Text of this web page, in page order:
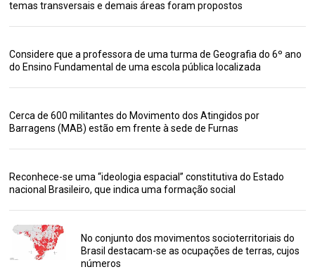
temas transversais e demais áreas foram propostos
Considere que a professora de uma turma de Geografia do 6º ano
do Ensino Fundamental de uma escola pública localizada
Cerca de 600 militantes do Movimento dos Atingidos por
Barragens (MAB) estão em frente à sede de Furnas
Reconhece-se uma “ideologia espacial” constitutiva do Estado
nacional Brasileiro, que indica uma formação social
No conjunto dos movimentos socioterritoriais do
Brasil destacam-se as ocupações de terras, cujos
números